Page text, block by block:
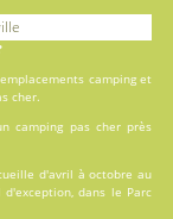
emplacements campinget
cher.
camping pas cher près
d'avril à octobre au
dans le Parc